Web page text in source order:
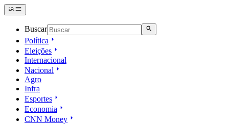
Buscar
Política
Eleições
Internacional
Nacional
Agro
Infra
Esportes
Economia
CNN Money